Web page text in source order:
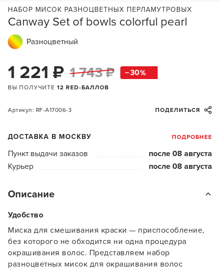
Canway Set of bowls colorful pearl
НАБОР МИСОК РАЗНОЦВЕТНЫХ ПЕРЛАМУТРОВЫХ
Разноцветный
1 221 ₽ 1 743 ₽ 30
ВЫ ПОЛУЧИТЕ 12 RED-БАЛЛОВ
Артикул: RF-A17006-3 ПОДЕЛИТЬСЯ
ДОСТАВКА В МОСКВУ ПОДРОБНЕЕ
Пункт выдачи заказов
после 08 августа
Курьер
после 08 августа
Описание
Удобство
Миска для смешивания краски — приспособление,
без которого не обходится ни одна процедура
окрашивания волос. Представляем набор
разноцветных мисок для окрашивания волос